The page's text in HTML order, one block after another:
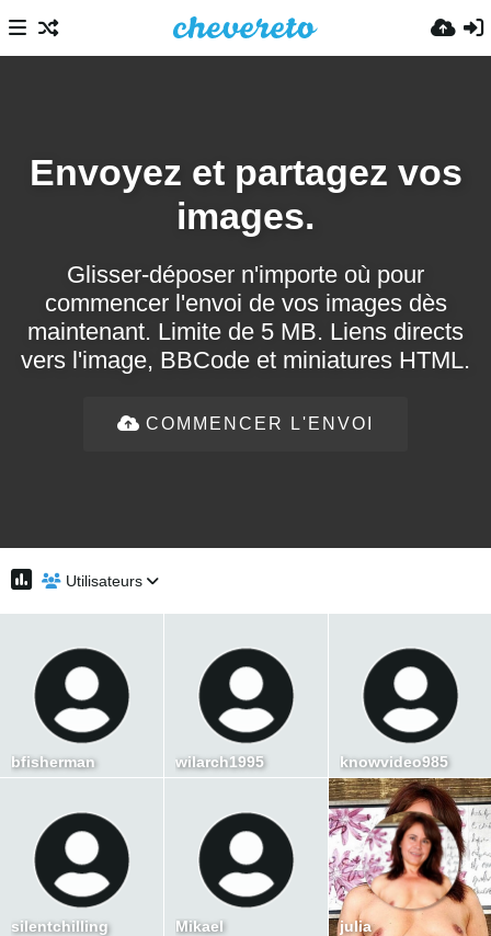
Envoyez et partagez vos
images.
Glisser-déposer n'importe où pour
commencer l'envoi de vos images dès
maintenant. Limite de 5 MB. Liens directs
vers l'image, BBCode et miniatures HTML.
COMMENCER L'ENVOI
Utilisateurs
bfisherman wilarch1995 knowvideo985
silentchilling Mikael julia